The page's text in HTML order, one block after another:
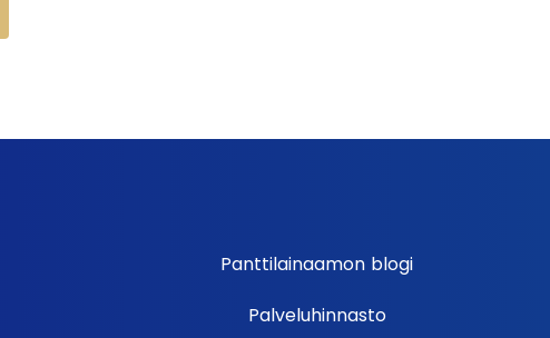
Panttilainaamon blogi
Palveluhinnasto